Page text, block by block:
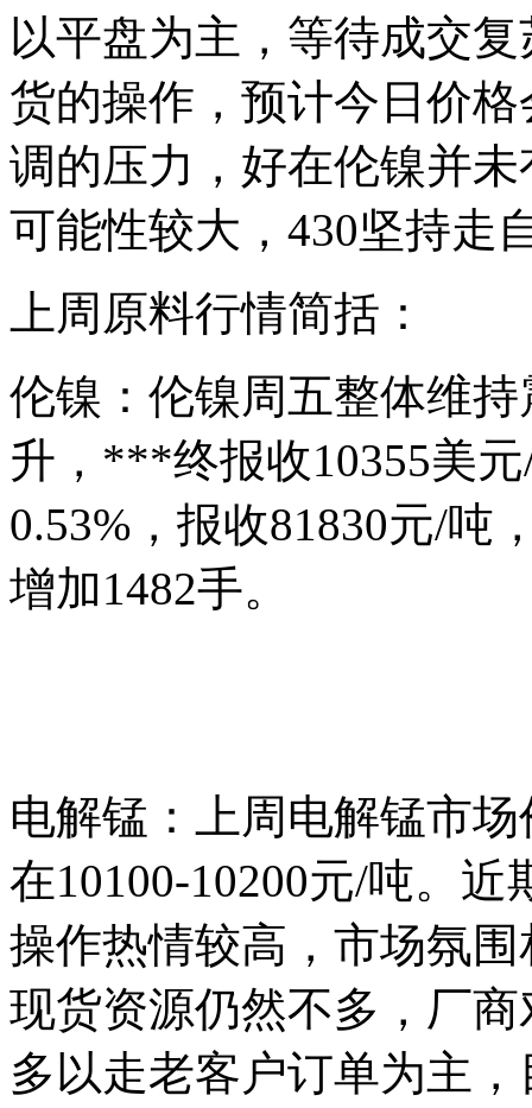
以平盘为主，等待成交
货的操作，预计今日价
调的压力，好在伦镍并
可能性较大，430坚持走
上周原料行情简括：
伦镍：伦镍周五整体维
升，***终报收10355美
0.53%，报收81830元/吨
增加1482手。
电解锰：上周电解锰市
在10100-10200元/吨。
操作热情较高，市场氛
现货资源仍然不多，厂
多以走老客户订单为主